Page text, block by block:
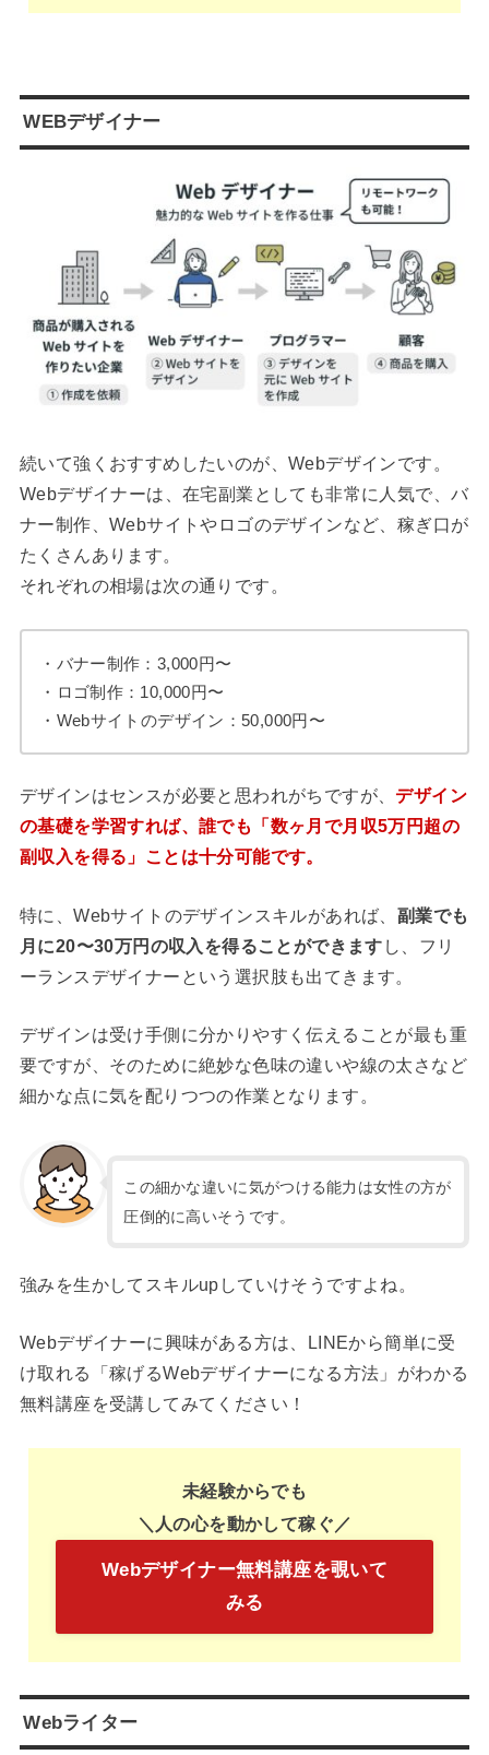
WEBデザイナー
続いて強くおすすめしたいのが、Webデザインです。
Webデザイナーは、在宅副業としても非常に人気で、バ
ナー制作、Webサイトやロゴのデザインなど、稼ぎ口が
たくさんあります。
それぞれの相場は次の通りです。
・バナー制作：3,000円〜
・ロゴ制作：10,000円〜
・Webサイトのデザイン：50,000円〜
デザインはセンスが必要と思われがちですが、デザイン
の基礎を学習すれば、誰でも「数ヶ月で月収5万円超の
副収入を得る」ことは十分可能です。
特に、Webサイトのデザインスキルがあれば、 副業でも
月に20〜30万円の収入を得ることができます し、フリ
ーランスデザイナーという選択肢も出てきます。
デザインは受け手側に分かりやすく伝えることが最も重
要ですが、 そのために絶妙な色味の違いや線の太さなど
細かな点に気を配りつつの作業となります。
この細かな違いに気がつける能力は女性の方が
圧倒的に高いそうです。
強みを生かしてスキルupしていけそうですよね。
Webデザイナーに興味がある方は、LINEから簡単に受
け取れる「稼げるWebデザイナーになる方法」がわかる
無料講座を受講してみてください！
未経験からでも
＼人の心を動かして稼ぐ／
Webデザイナー無料講座を覗いて
みる
Webライター